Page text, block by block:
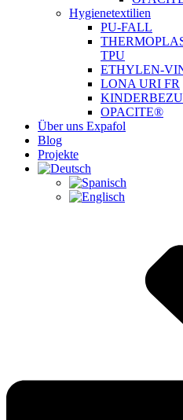
Hygienetextilien
PU-FALL
TPU
ETHYLEN-
LONA URI FR
OPACITE®
Über uns Expafol
Blog
Projekte